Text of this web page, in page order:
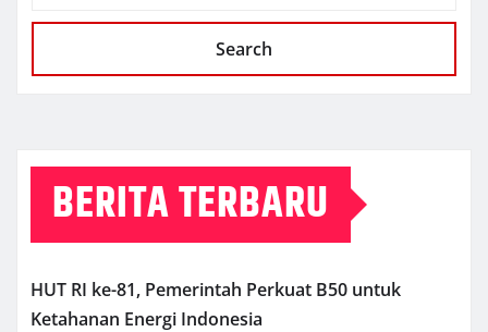
Search
BERITA TERBARU
HUT RI ke-81, Pemerintah Perkuat B50 untuk
Ketahanan Energi Indonesia